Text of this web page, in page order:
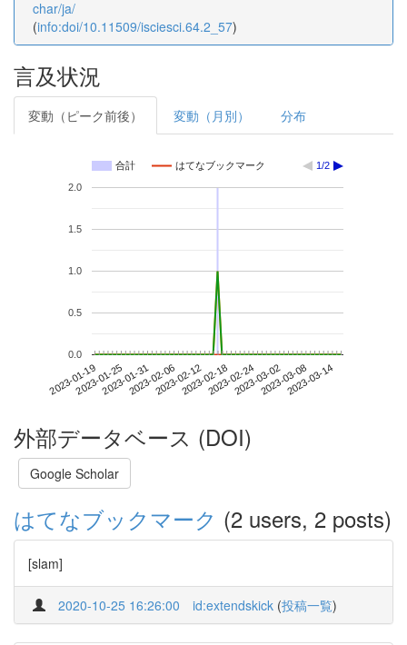
char/ja/
(info:doi/10.11509/isciesci.64.2_57)
言及状況
変動（ピーク前後） 変動（月別） 分布
合計 はてなブックマーク 1/2
2023-01-192023-01-252023-01-312023-02-062023-02-122023-02-182023-02-242023-03-022023-03-082023-03-14
0.0
0.5
1.0
1.5
2.0
外部データベース (DOI)
Google Scholar
はてなブックマーク (2 users, 2 posts)
[slam]
2020-10-25 16:26:00 id:extendskick (投稿一覧)